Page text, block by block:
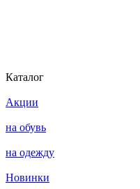
Каталог
Акции
на обувь
на одежду
Новинки